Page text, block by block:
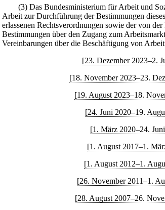
(3) Das Bundesministerium für Arbeit und
Arbeit zur Durchführung der Bestimmungen
erlassenen Rechtsverordnungen sowie der von
Bestimmungen über den Zugang zum
Vereinbarungen über die Beschäftigung von
[23. Dezember 2023–2.
[18. November 2023–23.
[19. August 2023–18.
[24. Juni 2020–19.
[1. März 2020–24.
[1. August 2017–1.
[1. August 2012–1.
[26. November 2011–1.
[28. August 2007–26.